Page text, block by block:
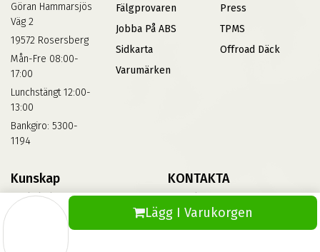
Lägg I Varukorgen
Göran Hammarsjös
Väg 2
19572 Rosersberg
Mån-Fre 08:00-
17:00
Lunchstängt 12:00-
13:00
Bankgiro: 5300-
1194
Fälgprovaren
Jobba På ABS
Sidkarta
Varumärken
Press
TPMS
Offroad Däck
Kunskap
Däckskola
KONTAKTA
Kontakta Oss
Vinterdäck